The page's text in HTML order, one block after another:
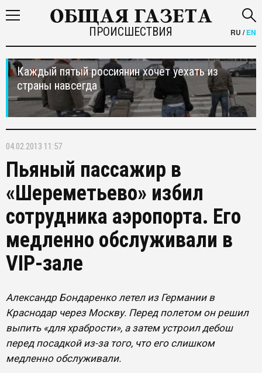
ПРОИСШЕСТВИЯ RU /EN
Каждый пятый россиянин хочет уехать из
страны навсегда
04.02.2013 11:57
Пьяный пассажир в
«Шереметьево» избил
сотрудника аэропорта. Его
медленно обслуживали в
VIP-зале
Александр Бондаренко летел из Германии в
Краснодар через Москву. Перед полетом он решил
выпить «для храбрости», а затем устроил дебош
перед посадкой из-за того, что его слишком
медленно обслуживали.